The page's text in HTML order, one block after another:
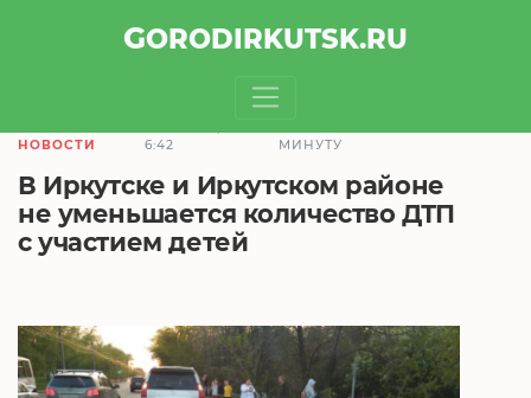
GORODIRKUTSK.RU
НОВОСТИ
6:42
МИНУТУ
В Иркутске и Иркутском районе
не уменьшается количество ДТП
с участием детей